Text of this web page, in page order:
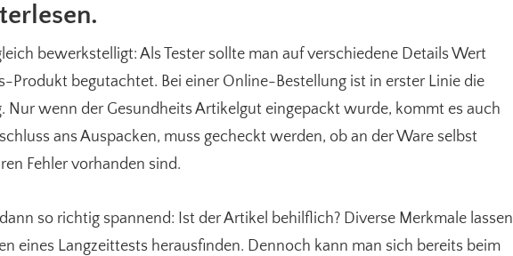
bewerkstelligt: Als Tester sollte man auf verschiedene Details Wert
Produkt begutachtet. Bei einer Online-Bestellung ist in erster Linie die
Nur wenn der Gesundheits Artikelgut eingepackt wurde, kommt es auch
ans Auspacken, muss gecheckt werden, ob an der Ware selbst
Fehler vorhanden sind.
so richtig spannend: Ist der Artikel behilflich? Diverse Merkmale lassen
eines Langzeittests herausfinden. Dennoch kann man sich bereits beim